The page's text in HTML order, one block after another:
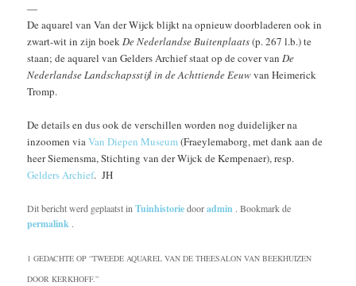
—
De aquarel van Van der Wijck blijkt na opnieuw doorbladeren ook in
zwart-wit in zijn boekDe Nederlandse Buitenplaats(p. 267 l.b.) te
staan; de aquarel van Gelders Archief staat op de cover vanDe
Nederlandse Landschapsstijl in de Achttiende Eeuwvan Heimerick
Tromp.
De details en dus ook de verschillen worden nog duidelijker na
inzoomen viaVan Diepen Museum(Fraeylemaborg, met dank aan de
heer Siemensma, Stichting van der Wijck de Kempenaer), resp.
Gelders Archief. JH
Dit bericht werd geplaatst inTuinhistoriedooradmin . Bookmark de
permalink .
1 GEDACHTE OP “TWEEDE AQUAREL VAN DE THEESALON VAN BEEKHUIZEN
DOOR KERKHOFF.”